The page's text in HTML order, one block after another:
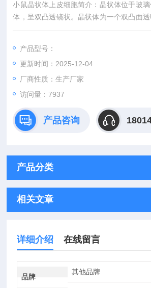
小鼠晶状体上皮细胞简介：晶状体位于玻
体，呈双凸透镜状。晶状体为一个双凸面透
定悬挂在虹膜之后玻璃体之前。晶体是眼
长而逐渐降低，形成老视现象。晶状体由
体纤维和悬韧带组成。
产品型号：
更新时间：2025-12-04
厂商性质：生产厂家
访问量：7937
产品咨询
产品分类
相关文章
详细介绍 在线留言
品牌
其他品牌